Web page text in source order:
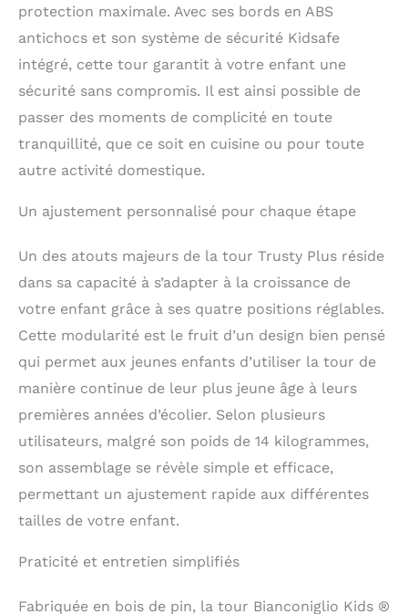
protection maximale. Avec ses bords en ABS
antichocs et son système de sécurité Kidsafe
intégré, cette tour garantit à votre enfant une
sécurité sans compromis. Il est ainsi possible de
passer des moments de complicité en toute
tranquillité, que ce soit en cuisine ou pour toute
autre activité domestique.
Un ajustement personnalisé pour chaque étape
Un des atouts majeurs de la tour Trusty Plus réside
dans sa capacité à s’adapter à la croissance de
votre enfant grâce à ses quatre positions réglables.
Cette modularité est le fruit d’un design bien pensé
qui permet aux jeunes enfants d’utiliser la tour de
manière continue de leur plus jeune âge à leurs
premières années d’écolier. Selon plusieurs
utilisateurs, malgré son poids de 14 kilogrammes,
son assemblage se révèle simple et efficace,
permettant un ajustement rapide aux différentes
tailles de votre enfant.
Praticité et entretien simplifiés
Fabriquée en bois de pin, la tour Bianconiglio Kids ®